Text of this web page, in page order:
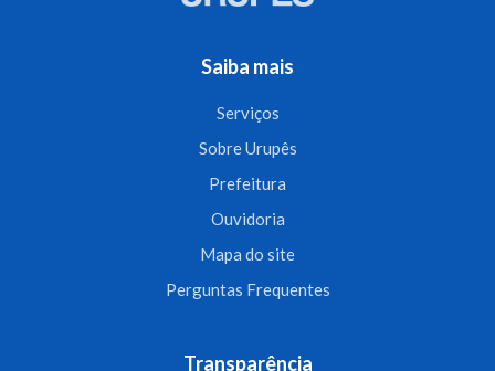
Saiba mais
Serviços
Sobre Urupês
Prefeitura
Ouvidoria
Mapa do site
Perguntas Frequentes
Transparência